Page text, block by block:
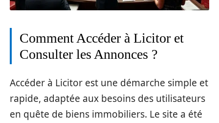
Comment Accéder à Licitor et
Consulter les Annonces ?
Accéder à Licitor est une démarche simple et
rapide, adaptée aux besoins des utilisateurs
en quête de biens immobiliers. Le site a été